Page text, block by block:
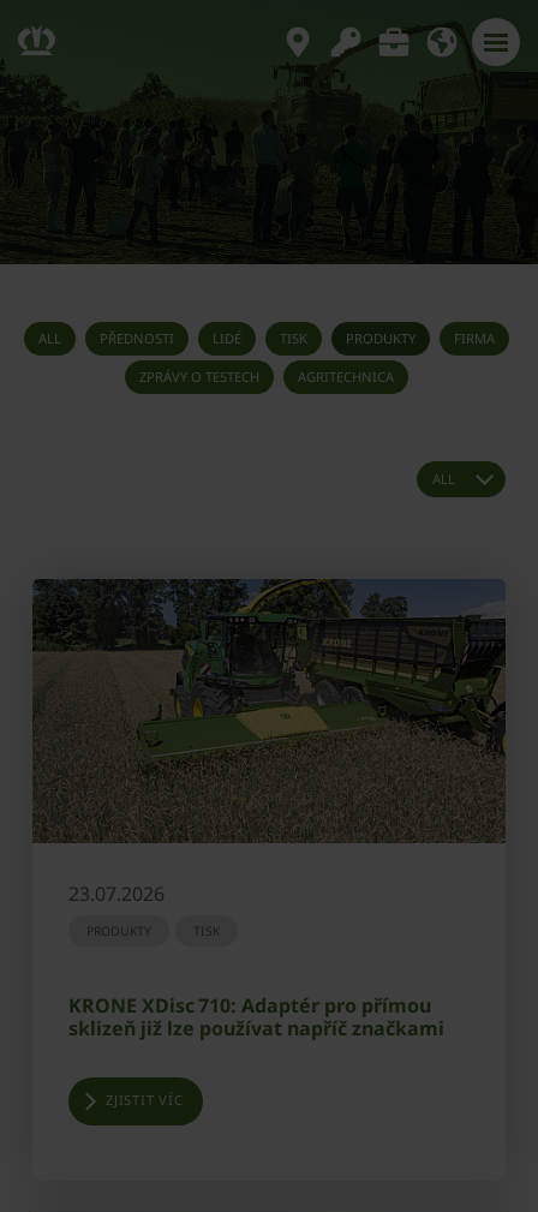
ALL PŘEDNOSTI LIDÉ TISK PRODUKTY FIRMA
ZPRÁVY O TESTECH AGRITECHNICA
23.07.2026
PRODUKTY TISK
KRONE XDisc 710: Adaptér pro přímou
sklizeň již lze používat napříč značkami
ZJISTIT VÍC